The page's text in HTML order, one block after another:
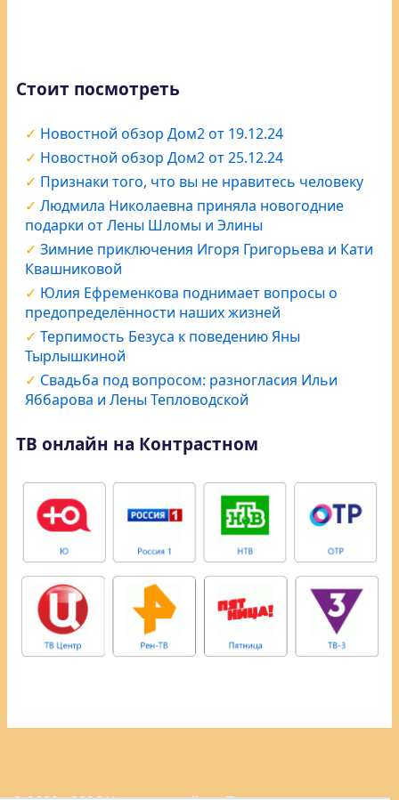
Стоит посмотреть
Новостной обзор Дом2 от 19.12.24
Новостной обзор Дом2 от 25.12.24
Признаки того, что вы не нравитесь человеку
Людмила Николаевна приняла новогодние
подарки от Лены Шломы и Элины
Зимние приключения Игоря Григорьева и Кати
Квашниковой
Юлия Ефременкова поднимает вопросы о
предопределённости наших жизней
Терпимость Безуса к поведению Яны
Тырлышкиной
Свадьба под вопросом: разногласия Ильи
Яббарова и Лены Тепловодской
ТВ онлайн на Контрастном